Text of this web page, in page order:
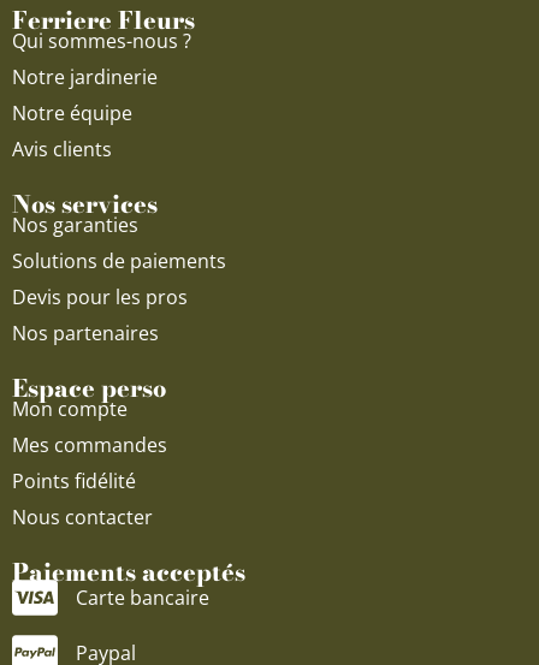
Ferriere Fleurs
Qui sommes-nous ?
Notre jardinerie
Notre équipe
Avis clients
Nos services
Nos garanties
Solutions de paiements
Devis pour les pros
Nos partenaires
Espace perso
Mon compte
Mes commandes
Points fidélité
Nous contacter
Paiements acceptés
Carte bancaire
Paypal